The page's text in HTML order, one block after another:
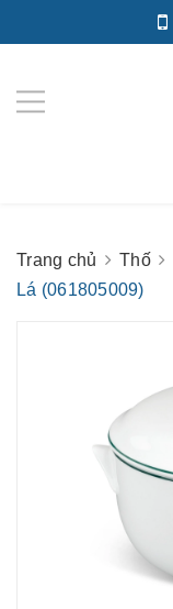
Trang chủ Thố
Lá (061805009)